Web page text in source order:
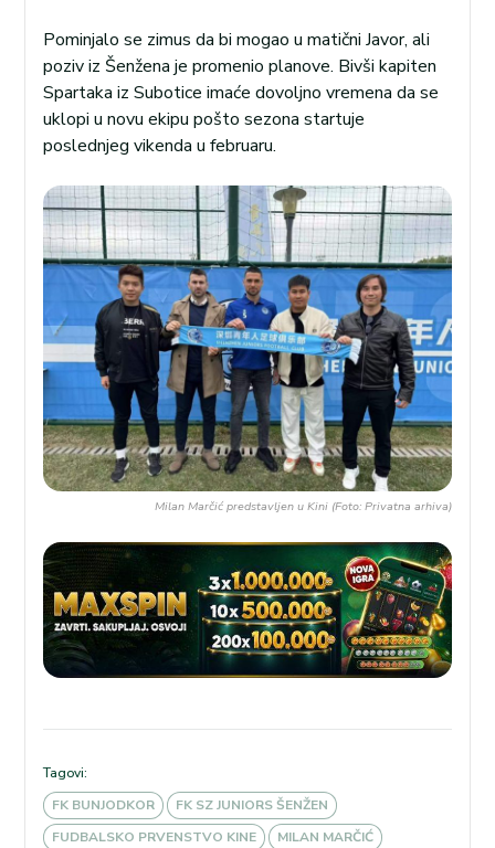
Pominjalo se zimus da bi mogao u matični Javor, ali
poziv iz Šenžena je promenio planove. Bivši kapiten
Spartaka iz Subotice imaće dovoljno vremena da se
uklopi u novu ekipu pošto sezona startuje
poslednjeg vikenda u februaru.
Milan Marčić predstavljen u Kini (Foto: Privatna arhiva)
Tagovi:
FK BUNJODKOR
FK SZ JUNIORS ŠENŽEN
FUDBALSKO PRVENSTVO KINE
MILAN MARČIĆ